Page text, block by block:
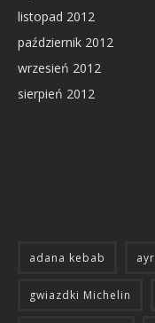
listopad 2012
październik 2012
wrzesień 2012
sierpień 2012
adana kebab
gwiazdki Michelin